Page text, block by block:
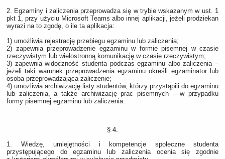
2. Egzaminy i zaliczenia przeprowadza się w trybie wskazanym w ust. 1
pkt 1, przy użyciu Microsoft Teams albo innej aplikacji, jeżeli prodziekan
wyrazi na to zgodę, o ile ta aplikacja:
1) umożliwia rejestrację przebiegu egzaminu lub zaliczenia;
2) zapewnia przeprowadzenie egzaminu w formie pisemnej w czasie
rzeczywistym lub wielostronną komunikację w czasie rzeczywistym;
3) zapewnia widoczność studenta podczas egzaminu albo zaliczenia –
jeżeli taki warunek przeprowadzenia egzaminu określi egzaminator lub
osoba przeprowadzająca zaliczenie;
4) umożliwia archiwizację listy studentów, którzy przystąpili do egzaminu
lub zaliczenia, a także archiwizację prac pisemnych – w przypadku
formy pisemnej egzaminu lub zaliczenia.
§ 4.
1. Wiedzę, umiejętności i kompetencje społeczne studenta
przystępującego do egzaminu lub zaliczenia ocenia się zgodnie